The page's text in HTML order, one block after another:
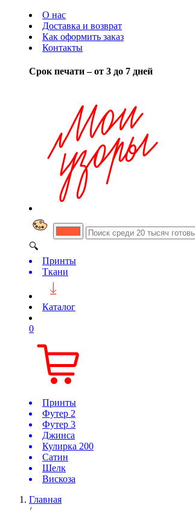
О нас
Доставка и возврат
Как оформить заказ
Контакты
Срок печати – от 3 до 7 дней
🔍
Принты
Ткани
Каталог
0
Принты
Футер 2
Футер 3
Джинса
Кулирка 200
Сатин
Шелк
Вискоза
Главная